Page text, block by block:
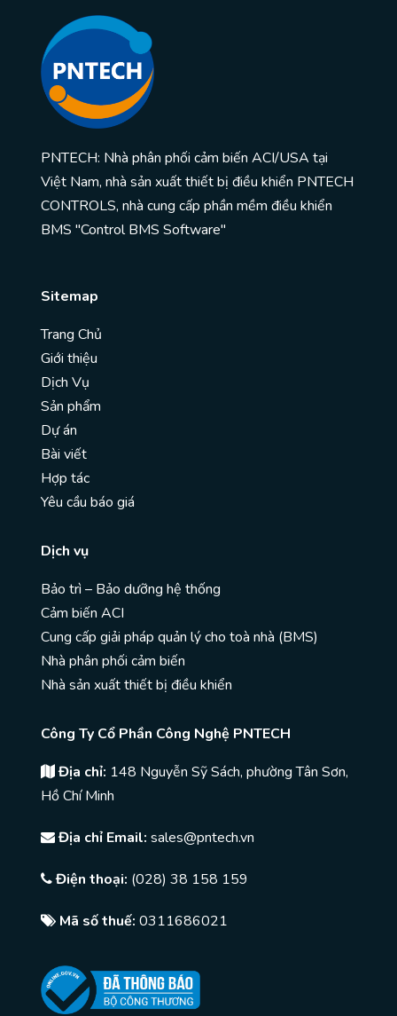
PNTECH: Nhà phân phối cảm biến ACI/USA tại
Việt Nam, nhà sản xuất thiết bị điều khiển PNTECH
CONTROLS, nhà cung cấp phần mềm điều khiển
BMS "Control BMS Software"
Sitemap
Trang Chủ
Giới thiệu
Dịch Vụ
Sản phẩm
Dự án
Bài viết
Hợp tác
Yêu cầu báo giá
Dịch vụ
Bảo trì – Bảo dưỡng hệ thống
Cảm biến ACI
Cung cấp giải pháp quản lý cho toà nhà (BMS)
Nhà phân phối cảm biến
Nhà sản xuất thiết bị điều khiển
Công Ty Cổ Phần Công Nghệ PNTECH
Địa chỉ: 148 Nguyễn Sỹ Sách, phường Tân Sơn,
Hồ Chí Minh
Địa chỉ Email: sales@pntech.vn
Điện thoại: (028) 38 158 159
Mã số thuế: 0311686021